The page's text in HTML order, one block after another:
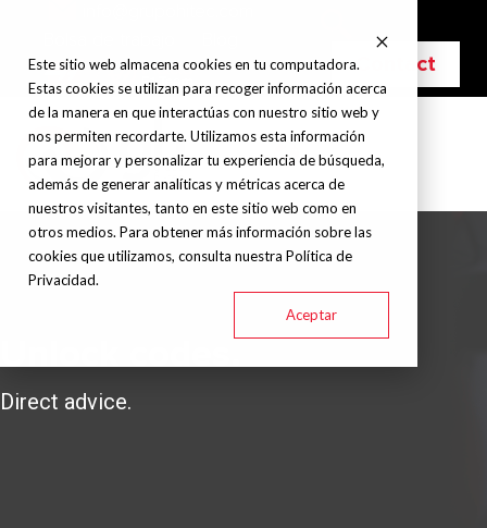
Este sitio web almacena cookies en tu computadora.
Estas cookies se utilizan para recoger información acerca
de la manera en que interactúas con nuestro sitio web y
nos permiten recordarte. Utilizamos esta información
para mejorar y personalizar tu experiencia de búsqueda,
además de generar analíticas y métricas acerca de
nuestros visitantes, tanto en este sitio web como en
otros medios. Para obtener más información sobre las
cookies que utilizamos, consulta nuestra Política de
Privacidad.
Aceptar
Contact
Direct advice.